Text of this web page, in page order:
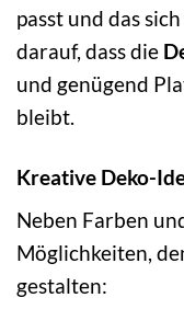
passt und das
darauf, dass die
und genügend
bleibt.
Kreative Deko-
Neben Farben
Möglichkeiten,
gestalten: